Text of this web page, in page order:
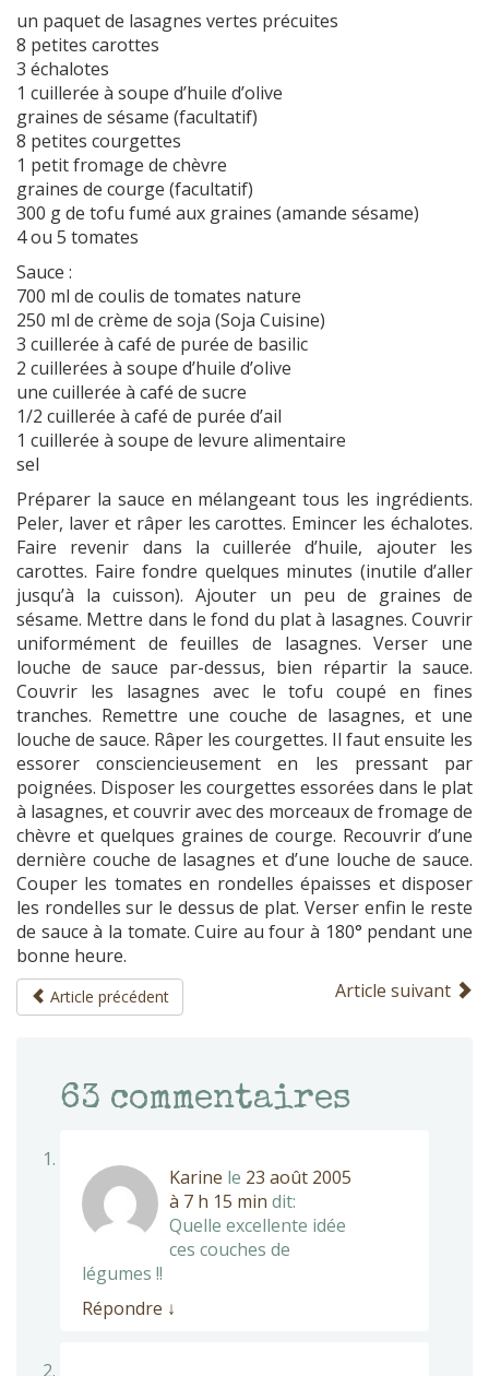
un paquet de lasagnes vertes précuites
8 petites carottes
3 échalotes
1 cuillerée à soupe d’huile d’olive
graines de sésame (facultatif)
8 petites courgettes
1 petit fromage de chèvre
graines de courge (facultatif)
300 g de tofu fumé aux graines (amande sésame)
4 ou 5 tomates
Sauce :
700 ml de coulis de tomates nature
250 ml de crème de soja (Soja Cuisine)
3 cuillerée à café de purée de basilic
2 cuillerées à soupe d’huile d’olive
une cuillerée à café de sucre
1/2 cuillerée à café de purée d’ail
1 cuillerée à soupe de levure alimentaire
sel
Préparer la sauce en mélangeant tous les ingrédients.
Peler, laver et râper les carottes. Emincer les échalotes.
Faire revenir dans la cuillerée d’huile, ajouter les
carottes. Faire fondre quelques minutes (inutile d’aller
jusqu’à la cuisson). Ajouter un peu de graines de
sésame. Mettre dans le fond du plat à lasagnes. Couvrir
uniformément de feuilles de lasagnes. Verser une
louche de sauce par-dessus, bien répartir la sauce.
Couvrir les lasagnes avec le tofu coupé en fines
tranches. Remettre une couche de lasagnes, et une
louche de sauce. Râper les courgettes. Il faut ensuite les
essorer consciencieusement en les pressant par
poignées. Disposer les courgettes essorées dans le plat
à lasagnes, et couvrir avec des morceaux de fromage de
chèvre et quelques graines de courge. Recouvrir d’une
dernière couche de lasagnes et d’une louche de sauce.
Couper les tomates en rondelles épaisses et disposer
les rondelles sur le dessus de plat. Verser enfin le reste
de sauce à la tomate. Cuire au four à 180° pendant une
bonne heure.
Article précédent Article suivant
63 commentaires
Karine le 23 août 2005
à 7 h 15 min dit:
Quelle excellente idée
ces couches de
légumes !!
Répondre ↓